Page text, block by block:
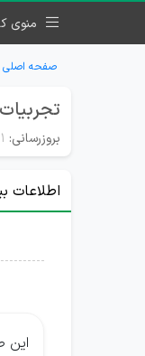
منوی
صفحه اصلی
بروزرسانی: ۱ مرداد ۱۴۰۴
اطلاعات
این